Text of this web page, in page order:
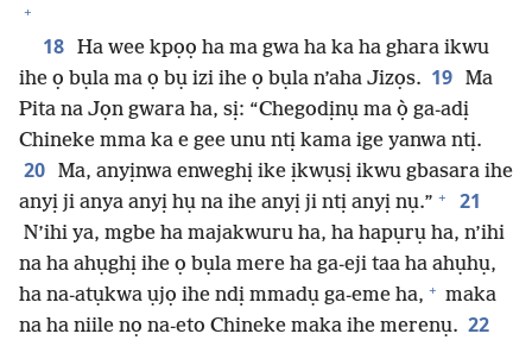
+
18 Ha wee kpọọ ha ma gwa ha ka ha ghara ikwu
ihe ọ bụla ma ọ bụ izi ihe ọ bụla n’aha Jizọs. 19 Ma
Pita na Jọn gwara ha, sị: “Chegodịnụ ma ọ̀ ga-adị
Chineke mma ka e gee unu ntị kama ige yanwa ntị.
20 Ma, anyịnwa enweghị ike ịkwụsị ikwu gbasara ihe
anyị ji anya anyị hụ na ihe anyị ji ntị anyị nụ.” + 21
N’ihi ya, mgbe ha majakwuru ha, ha hapụrụ ha, n’ihi
na ha ahụghị ihe ọ bụla mere ha ga-eji taa ha ahụhụ,
ha na-atụkwa ụjọ ihe ndị mmadụ ga-eme ha, + maka
na ha niile nọ na-eto Chineke maka ihe merenụ. 22